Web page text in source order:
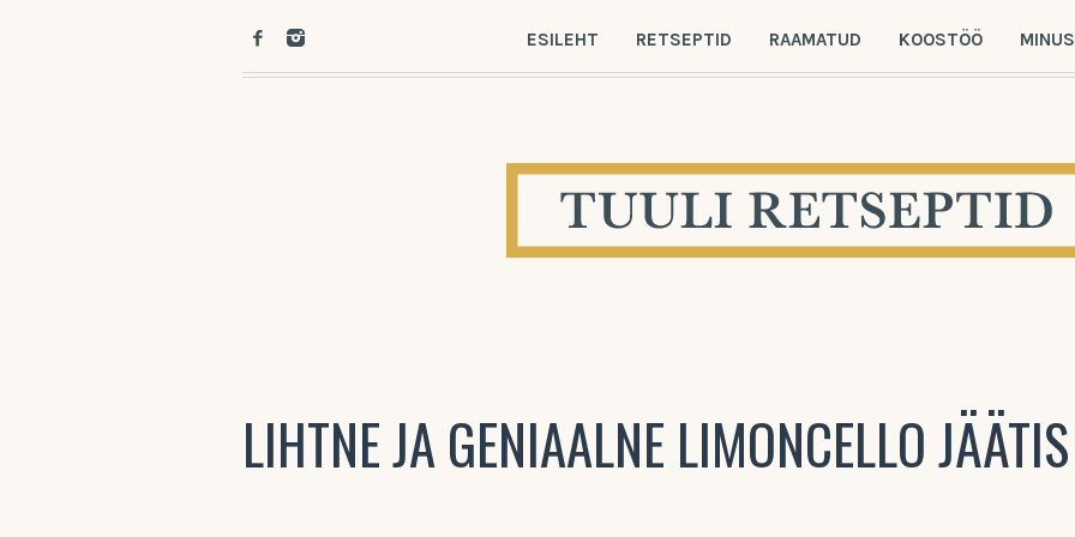
ESILEHT RETSEPTID RAAMATUD KOOSTÖÖ
LIHTNE JA GENIAALNE LIMONCELLO JÄÄTIS